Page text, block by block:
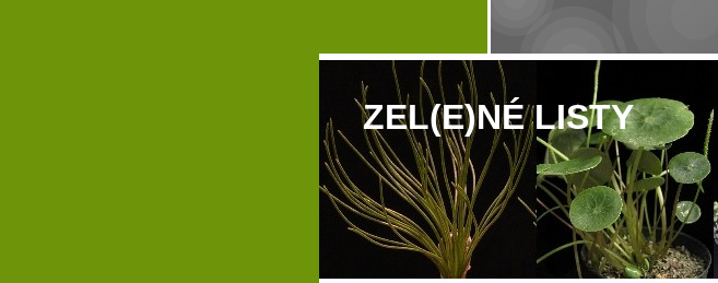
ZEL(E)NÉ LISTY